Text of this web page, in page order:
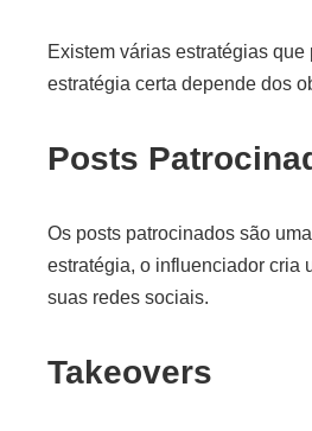
Existem várias estratégias
estratégia certa depende dos
Posts
Os posts patrocinados são
estratégia, o influenciador cria
suas redes sociais.
Takeovers